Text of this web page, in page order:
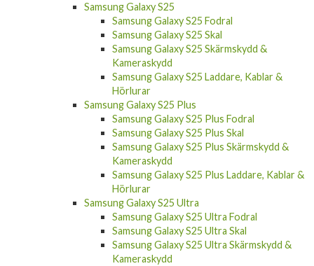
Samsung Galaxy S25
Samsung Galaxy S25 Fodral
Samsung Galaxy S25 Skal
Samsung Galaxy S25 Skärmskydd &
Kameraskydd
Samsung Galaxy S25 Laddare, Kablar &
Hörlurar
Samsung Galaxy S25 Plus
Samsung Galaxy S25 Plus Fodral
Samsung Galaxy S25 Plus Skal
Samsung Galaxy S25 Plus Skärmskydd &
Kameraskydd
Samsung Galaxy S25 Plus Laddare, Kablar &
Hörlurar
Samsung Galaxy S25 Ultra
Samsung Galaxy S25 Ultra Fodral
Samsung Galaxy S25 Ultra Skal
Samsung Galaxy S25 Ultra Skärmskydd &
Kameraskydd